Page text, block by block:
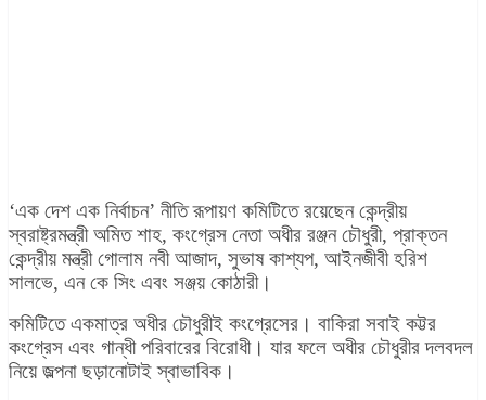
‘এক দেশ এক নির্বাচন’ নীতি রূপায়ণ কমিটিতে রয়েছেন কেন্দ্রীয়
স্বরাষ্ট্রমন্ত্রী অমিত শাহ, কংগ্রেস নেতা অধীর রঞ্জন চৌধুরী, প্রাক্তন
কেন্দ্রীয় মন্ত্রী গোলাম নবী আজাদ, সুভাষ কাশ্যপ, আইনজীবী হরিশ
সালভে, এন কে সিং এবং সঞ্জয় কোঠারী।
কমিটিতে একমাত্র অধীর চৌধুরীই কংগ্রেসের। বাকিরা সবাই কট্টর
কংগ্রেস এবং গান্ধী পরিবারের বিরোধী। যার ফলে অধীর চৌধুরীর দলবদল
নিয়ে জল্পনা ছড়ানোটাই স্বাভাবিক।